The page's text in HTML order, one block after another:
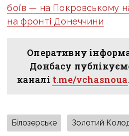
боїв — на Покровському
на фронті Донеччини
Оперативну
Донбасу
каналі t.me/vchasnoua
Білозерське Золотий